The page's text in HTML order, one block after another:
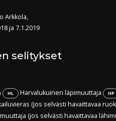
Arkkola,
ja 7.1.2019
selitykset
HL Harvalukuinen läpimuuttaja HP
(jos selvästi havaittavaa
(jos selvästi havaittavaa